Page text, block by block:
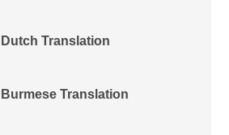
Dutch Translation
Burmese Translation